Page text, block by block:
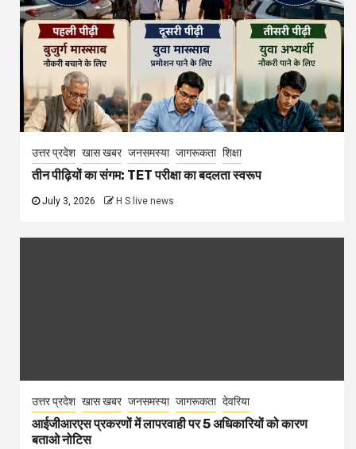
उत्तर प्रदेश खास खबर जनसमस्या जागरूकता शिक्षा
तीन पीढ़ियों का संगम: TET परीक्षा का बदलता स्वरूप
July 3, 2026 H S live news
उत्तर प्रदेश खास खबर जनसमस्या जागरूकता देवरिया
आईजीआरएस प्रकरणों में लापरवाही पर 5 अधिकारियों को कारण
बताओ नोटिस